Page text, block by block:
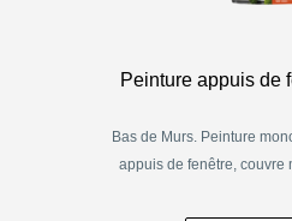
Peinture appuis de
Bas de Murs. Peinture
appuis de fenêtre, couvre